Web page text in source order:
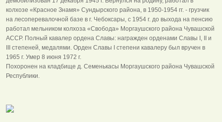
колхозе «Красное Знамя» Сундырского района, в 1950-1954 гг. - грузчик
на лесоперевалочной базе в г. Чебоксары, с 1954 г. до выхода на пенсию
работал мельником колхоза «Свобода» Моргаушского района Чувашской
АССР. Полный кавалер ордена Славы: награжден орденами Славы I, II и
III степеней, медалями. Орден Славы I степени кавалеру был вручен в
1965 г. Умер 8 июня 1972 г.
Похоронен на кладбище д. Семенькасы Моргаушского района Чувашской
Республики.